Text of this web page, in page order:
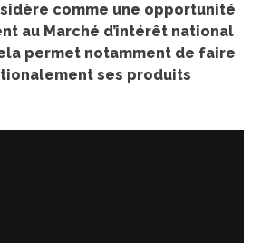
comme une opportunité
au Marché d’intérêt national
permet notamment de faire
ses produits